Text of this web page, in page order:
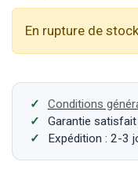
En rupture de
Conditions
Garantie
Expédition : 2-3